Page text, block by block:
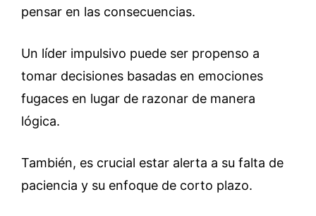
pensar en las consecuencias.
Un líder impulsivo puede ser propenso a
tomar decisiones basadas en emociones
fugaces en lugar de razonar de manera
lógica.
También, es crucial estar alerta a su falta de
paciencia y su enfoque de corto plazo.